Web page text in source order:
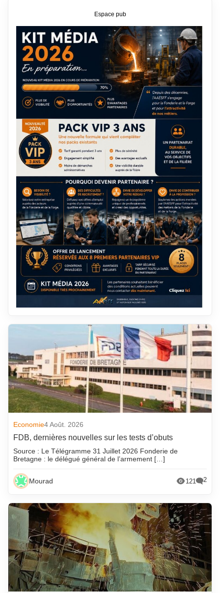
Economie4 Août. 2026
FDB, dernières nouvelles sur les tests d’obuts
Source : Le Télégramme 31 Juillet 2026 Fonderie de
Bretagne : le délégué général de l’armement […]
Mourad 121 2
Espace pub